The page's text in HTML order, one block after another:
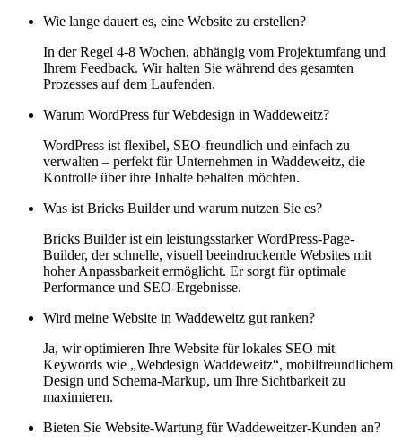
Wie lange dauert es, eine Website zu erstellen?
In der Regel 4-8 Wochen, abhängig vom Projektumfang und
Ihrem Feedback. Wir halten Sie während des gesamten
Prozesses auf dem Laufenden.
Warum WordPress für Webdesign in Waddeweitz?
WordPress ist flexibel, SEO-freundlich und einfach zu
verwalten – perfekt für Unternehmen in Waddeweitz, die
Kontrolle über ihre Inhalte behalten möchten.
Was ist Bricks Builder und warum nutzen Sie es?
Bricks Builder ist ein leistungsstarker WordPress-Page-
Builder, der schnelle, visuell beeindruckende Websites mit
hoher Anpassbarkeit ermöglicht. Er sorgt für optimale
Performance und SEO-Ergebnisse.
Wird meine Website in Waddeweitz gut ranken?
Ja, wir optimieren Ihre Website für lokales SEO mit
Keywords wie „Webdesign Waddeweitz“, mobilfreundlichem
Design und Schema-Markup, um Ihre Sichtbarkeit zu
maximieren.
Bieten Sie Website-Wartung für Waddeweitzer-Kunden an?